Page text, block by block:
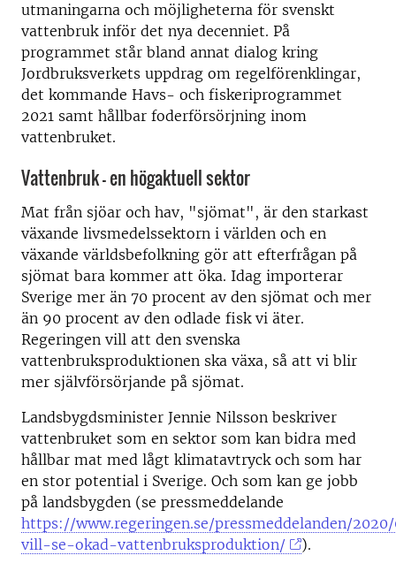
utmaningarna och möjligheterna för svenskt
vattenbruk inför det nya decenniet. På
programmet står bland annat dialog kring
Jordbruksverkets uppdrag om regelförenklingar,
det kommande Havs- och fiskeriprogrammet
2021 samt hållbar foderförsörjning inom
vattenbruket.
Vattenbruk - en högaktuell sektor
Mat från sjöar och hav, "sjömat", är den starkast
växande livsmedelssektorn i världen och en
växande världsbefolkning gör att efterfrågan på
sjömat bara kommer att öka. Idag importerar
Sverige mer än 70 procent av den sjömat och mer
än 90 procent av den odlade fisk vi äter.
Regeringen vill att den svenska
vattenbruksproduktionen ska växa, så att vi blir
mer självförsörjande på sjömat.
Landsbygdsminister Jennie Nilsson beskriver
vattenbruket som en sektor som kan bidra med
hållbar mat med lågt klimatavtryck och som har
en stor potential i Sverige. Och som kan ge jobb
på landsbygden (se pressmeddelande
https://www.regeringen.se/pressmeddelanden/
vill-se-okad-vattenbruksproduktion/
).